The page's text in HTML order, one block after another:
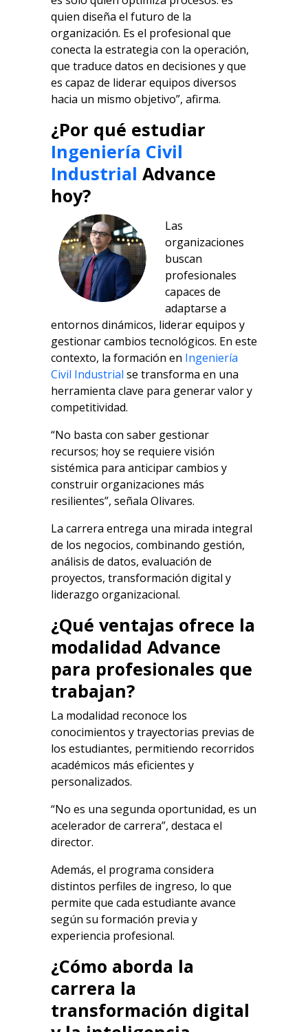
quien diseña el futuro de la
organización. Es el profesional que
conecta la estrategia con la operación,
que traduce datos en decisiones y que
es capaz de liderar equipos diversos
hacia un mismo objetivo”, afirma.
¿Por qué estudiar
Ingeniería Civil
Industrial Advance
hoy?
Las
organizaciones
buscan
profesionales
capaces de
adaptarse a
entornos dinámicos, liderar equipos y
gestionar cambios tecnológicos. En este
contexto, la formación en Ingeniería
Civil Industrial se transforma en una
herramienta clave para generar valor y
competitividad.
“No basta con saber gestionar
recursos; hoy se requiere visión
sistémica para anticipar cambios y
construir organizaciones más
resilientes”, señala Olivares.
La carrera entrega una mirada integral
de los negocios, combinando gestión,
análisis de datos, evaluación de
proyectos, transformación digital y
liderazgo organizacional.
¿Qué ventajas ofrece la
modalidad Advance
para profesionales que
trabajan?
La modalidad reconoce los
conocimientos y trayectorias previas de
los estudiantes, permitiendo recorridos
académicos más eficientes y
personalizados.
“No es una segunda oportunidad, es un
acelerador de carrera”, destaca el
director.
Además, el programa considera
distintos perfiles de ingreso, lo que
permite que cada estudiante avance
según su formación previa y
experiencia profesional.
¿Cómo aborda la
carrera la
transformación digital